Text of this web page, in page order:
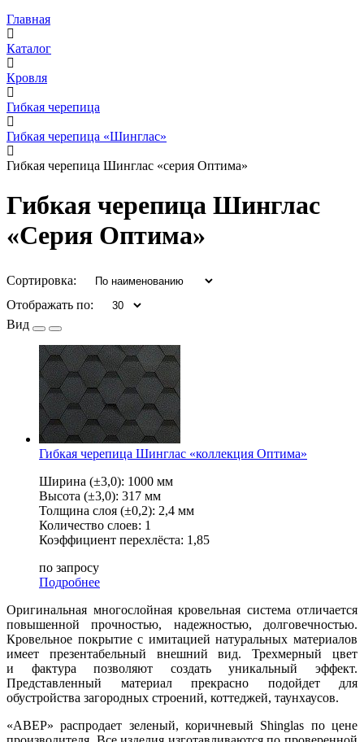
Главная
Каталог
Кровля
Гибкая черепица
Гибкая черепица «Шинглас»
Гибкая черепица Шинглас «серия Оптима»
Гибкая черепица Шинглас
«Серия Оптима»
Сортировка:
Отображать по:
Вид
Гибкая черепица Шинглас «коллекция Оптима»
Ширина (±3,0): 1000 мм
Высота (±3,0): 317 мм
Толщина слоя (±0,2): 2,4 мм
Количество слоев: 1
Коэффициент перехлёста: 1,85
по запросу
Подробнее
Оригинальная многослойная кровельная система отличается
повышенной прочностью, надежностью, долговечностью.
Кровельное покрытие с имитацией натуральных материалов
имеет презентабельный внешний вид. Трехмерный цвет
и фактура позволяют создать уникальный эффект.
Представленный материал прекрасно подойдет для
обустройства загородных строений, коттеджей, таунхаусов.
«АВЕР» распродает зеленый, коричневый Shinglas по цене